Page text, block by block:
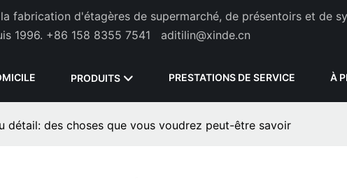
fabrication d'étagères de supermarché, de présentoirs et de
1996. +86 158 8355 7541 aditilin@xinde.cn
PRODUITS PRESTATIONS DE SERVICE À
détail: des choses que vous voudrez peut-être savoir